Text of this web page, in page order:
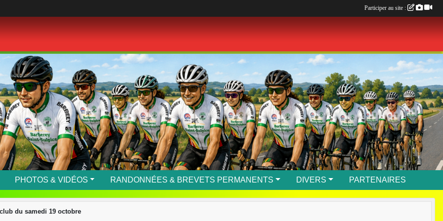
PHOTOS & VIDÉOS RANDONNÉES & BREVETS PERMANENTS DIVERS PARTENAIRES
du samedi 19 octobre
Participer au site :